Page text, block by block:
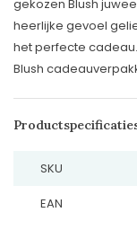
gekozen Blush
heerlijke gevoel
het perfecte
Blush
SKU
EAN